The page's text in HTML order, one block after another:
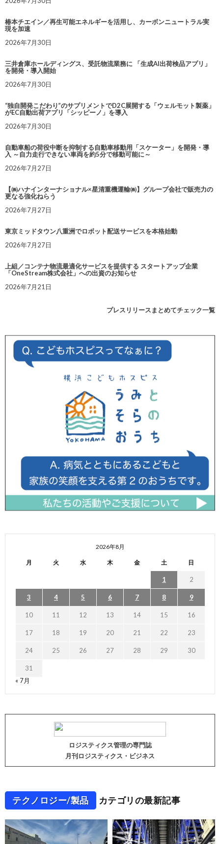
椿本チエイン／再生可能エネルギーを活用し、カーボンニュートラル実
現を加速
2026年7月30日
三井倉庫ホールディングス、受託物流業務に 「生成AI出荷検品アプリ」
を開発・導入開始
2026年7月30日
“独自開発こだわり”のサプリメントでD2C展開する「ウェルモット製薬」
がEC自動出荷アプリ「シッピーノ」を導入
2026年7月30日
自動車船の荷役中断を抑制する自動車移動用「スケーター」を開発・導
入 ～自力走行できない車両を約5分で移動可能に～
2026年7月27日
【㈱ハナインターナショナル×星清重機運輸㈱】グループ会社で販売力の
更なる強化ねらう
2026年7月27日
東京ミッドタウン八重洲でロボット配送サービスを本格始動
2026年7月27日
上組／コンテナ物流最適化サービスを提供する スタートアップ企業
「OneStream株式会社」への出資のお知らせ
2026年7月21日
プレスリリースまとめてチェック一覧
2026年8月
月 火 水 木 金 土 日
1 2
3 4 5 6 7 8 9
10 11 12 13 14 15 16
17 18 19 20 21 22 23
24 25 26 27 28 29 30
31
« 7月
ロジスティクス管理の専門誌
月刊ロジスティクス・ビジネス
テクノロジー/製品 カテゴリの最新記事